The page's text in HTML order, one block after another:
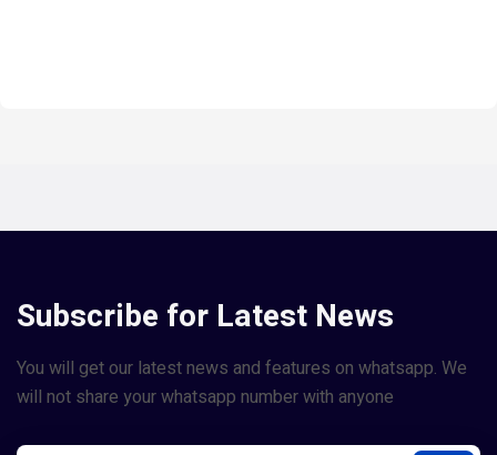
Subscribe for Latest News
You will get our latest news and features on whatsapp. We
will not share your whatsapp number with anyone